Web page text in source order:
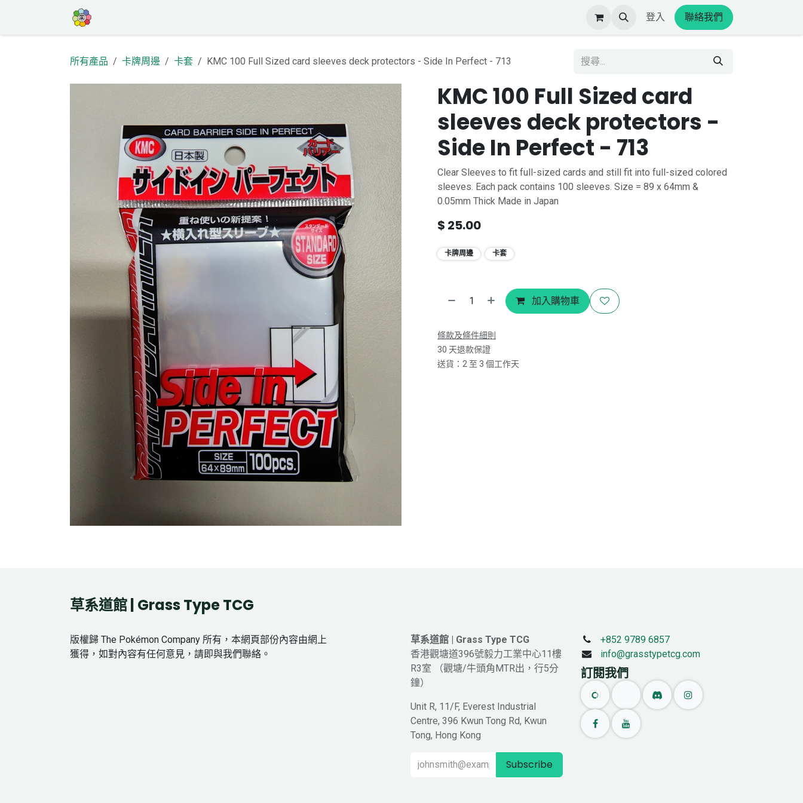
登入 聯絡我們
所有產品 卡牌周邊 卡套 KMC 100 Full Sized card sleeves deck protectors - Side In Perfect - 713
KMC 100 Full Sized card
sleeves deck protectors -
Side In Perfect - 713
Clear Sleeves to fit full-sized cards and still fit into full-sized colored
sleeves. Each pack contains 100 sleeves. Size = 89 x 64mm &
0.05mm Thick Made in Japan
$ 25.00
卡牌周邊 卡套
加入購物車
條款及條件細則
30 天退款保證
送貨：2 至 3 個工作天
草系道館 | Grass Type TCG
版權歸 The Pokémon Company 所有，本網頁部份內容由網上
獲得，如對內容有任何意見，請即與我們聯絡。
草系道館 | Grass Type TCG
香港觀塘道396號毅力工業中心11樓
R3室 （觀塘/牛頭角MTR出，行5分
鐘）
Unit R, 11/F, Everest Industrial
Centre, 396 Kwun Tong Rd, Kwun
Tong, Hong Kong
Subscribe
+852 9789 6857
info@grasstypetcg.com
訂閱我們